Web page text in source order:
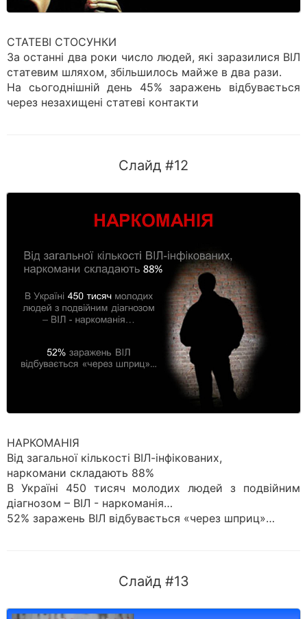
СТАТЕВІ СТОСУНКИ
За останні два роки число людей, які заразилися ВІЛ
статевим шляхом, збільшилось майже в два рази.
На сьогоднішній день 45% заражень відбувається
через незахищені статеві контакти
Слайд #12
НАРКОМАНІЯ
Від загальної кількості ВІЛ-інфікованих,
наркомани складають 88%
В Україні 450 тисяч молодих людей з подвійним
діагнозом – ВІЛ - наркоманія…
52% заражень ВІЛ відбувається «через шприц»…
Слайд #13